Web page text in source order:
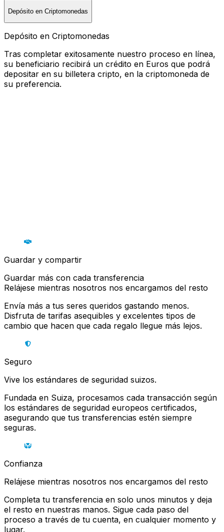
Depósito en Criptomonedas
Depósito en Criptomonedas
Tras completar exitosamente nuestro proceso en línea,
su beneficiario recibirá un crédito en Euros que podrá
depositar en su billetera cripto, en la criptomoneda de
su preferencia.
Guardar y compartir
Guardar más con cada transferencia
Relájese mientras nosotros nos encargamos del resto
Envía más a tus seres queridos gastando menos.
Disfruta de tarifas asequibles y excelentes tipos de
cambio que hacen que cada regalo llegue más lejos.
Seguro
Vive los estándares de seguridad suizos.
Fundada en Suiza, procesamos cada transacción según
los estándares de seguridad europeos certificados,
asegurando que tus transferencias estén siempre
seguras.
Confianza
Relájese mientras nosotros nos encargamos del resto
Completa tu transferencia en solo unos minutos y deja
el resto en nuestras manos. Sigue cada paso del
proceso a través de tu cuenta, en cualquier momento y
lugar.